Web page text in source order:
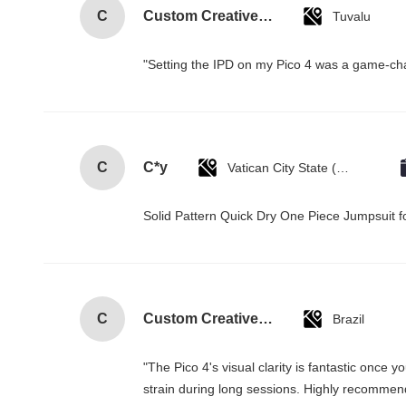
C Custom Creative Goodie Christmas Kraft Paper Gift Bag with Your Own Logo for Xmas Decorative Party Tuvalu
"Setting the IPD on my Pico 4 was a game-
C C*y
Solid Pattern Quick Dry One Piece Jumpsuit
C Custom Creative Goodie Christmas Kraft Paper Gift Bag with Your Own Logo for Xmas Decorative Party Brazil
"The Pico 4's visual clarity is fantastic once
strain during long sessions. Highly